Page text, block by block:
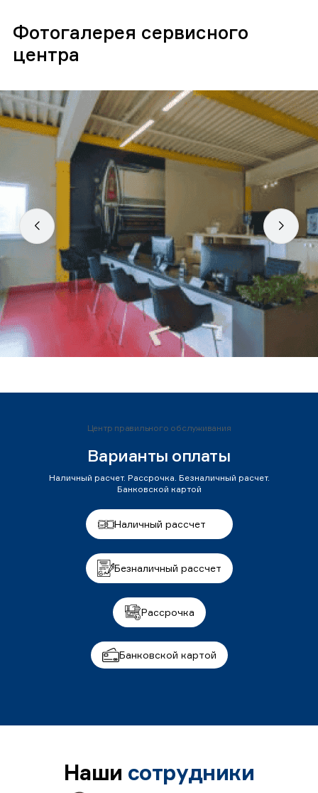
Фотогалерея сервисного
центра
Центр правильного обслуживания
Варианты оплаты
Наличный расчет. Рассрочка. Безналичный расчет.
Банковской картой
Наличный рассчет
Безналичный рассчет
Рассрочка
Банковской картой
Наши сотрудники